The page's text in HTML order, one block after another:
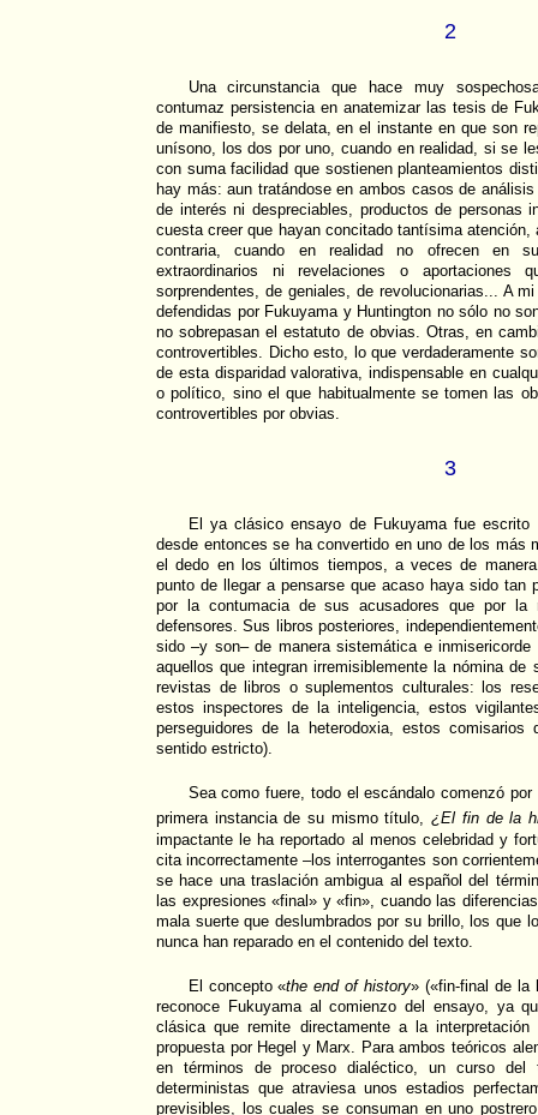
2
Una circunstancia que hace muy
contumaz persistencia en anatemizar las tesis de
de manifiesto, se delata, en el instante en que son
unísono, los dos por uno, cuando en realidad, si se
con suma facilidad que sostienen planteamientos
hay más: aun tratándose en ambos casos de
de interés ni despreciables, productos de personas
cuesta creer que hayan concitado tantísima
contraria, cuando en realidad no ofrecen en
extraordinarios ni revelaciones o aportaciones
sorprendentes, de geniales, de revolucionarias... A
defendidas por Fukuyama y Huntington no sólo no
no sobrepasan el estatuto de obvias. Otras, en
controvertibles. Dicho esto, lo que verdaderamente
de esta disparidad valorativa, indispensable en
o político, sino el que habitualmente se tomen las
controvertibles por obvias.
3
El ya clásico ensayo de Fukuyama fue
desde entonces se ha convertido en uno de los más
el dedo en los últimos tiempos, a veces de
punto de llegar a pensarse que acaso haya sido tan
por la contumacia de sus acusadores que por la
defensores. Sus libros posteriores,
sido –y son– de manera sistemática e inmisericorde
aquellos que integran irremisiblemente la nómina de
revistas de libros o suplementos culturales: los
estos inspectores de la inteligencia, estos
perseguidores de la heterodoxia, estos comisarios
sentido estricto).
Sea como fuere, todo el escándalo comenzó
primera instancia de su mismo título,¿El fin de la
impactante le ha reportado al menos celebridad y
cita incorrectamente –los interrogantes son
se hace una traslación ambigua al español del
las expresiones «final» y «fin», cuando las
mala suerte que deslumbrados por su brillo, los que
nunca han reparado en el contenido del texto.
El concepto «the end of history» («fin-final de la
reconoce Fukuyama al comienzo del ensayo, ya
clásica que remite directamente a la
propuesta por Hegel y Marx. Para ambos teóricos
en términos de proceso dialéctico, un curso del
deterministas que atraviesa unos estadios
previsibles, los cuales se consuman en uno